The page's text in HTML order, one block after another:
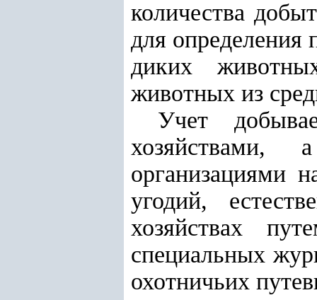
количества
для определения
диких
животных из
Учет
хозяйствами,
организациями
угодий,
хозяйствах
специальных
охотничьих